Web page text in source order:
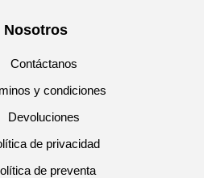
Nosotros
Contáctanos
y condiciones
Devoluciones
de privacidad
de preventa